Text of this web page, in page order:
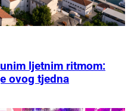
ljetnim ritmom:
ovog tjedna